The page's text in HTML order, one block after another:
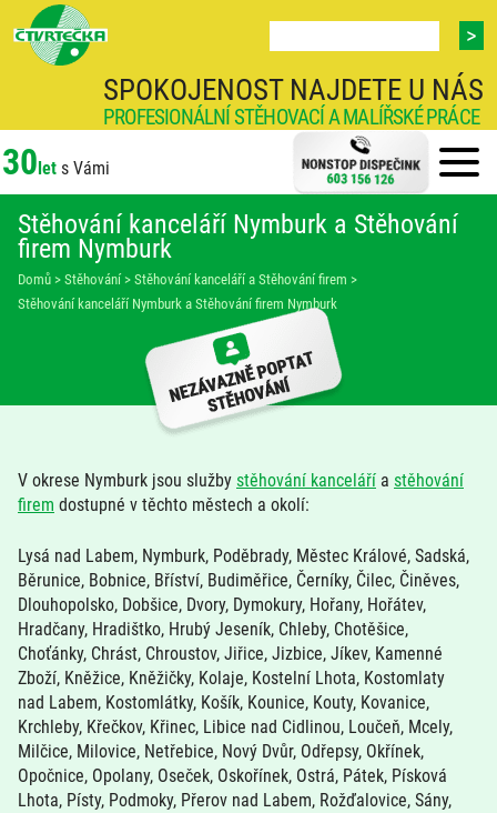
SPOKOJENOST NAJDETE U NÁS
PROFESIONÁLNÍ STĚHOVACÍ A MALÍŘSKÉ PRÁCE
30let s Vámi
Stěhování kanceláří Nymburk a Stěhování
firem Nymburk
Domů > Stěhování> Stěhování kanceláří a Stěhování firem >
Stěhování kanceláří Nymburk a Stěhování firem Nymburk
V okrese Nymburk jsou služby stěhování kanceláří a stěhování
firem dostupné v těchto městech a okolí:
Lysá nad Labem, Nymburk, Poděbrady, Městec Králové, Sadská,
Běrunice, Bobnice, Bříství, Budiměřice, Černíky, Čilec, Činěves,
Dlouhopolsko, Dobšice, Dvory, Dymokury, Hořany, Hořátev,
Hradčany, Hradištko, Hrubý Jeseník, Chleby, Chotěšice,
Choťánky, Chrást, Chroustov, Jiřice, Jizbice, Jíkev, Kamenné
Zboží, Kněžice, Kněžičky, Kolaje, Kostelní Lhota, Kostomlaty
nad Labem, Kostomlátky, Košík, Kounice, Kouty, Kovanice,
Krchleby, Křečkov, Křinec, Libice nad Cidlinou, Loučeň, Mcely,
Milčice, Milovice, Netřebice, Nový Dvůr, Odřepsy, Okřínek,
Opočnice, Opolany, Oseček, Oskořínek, Ostrá, Pátek, Písková
Lhota, Písty, Podmoky, Přerov nad Labem, Rožďalovice, Sány,